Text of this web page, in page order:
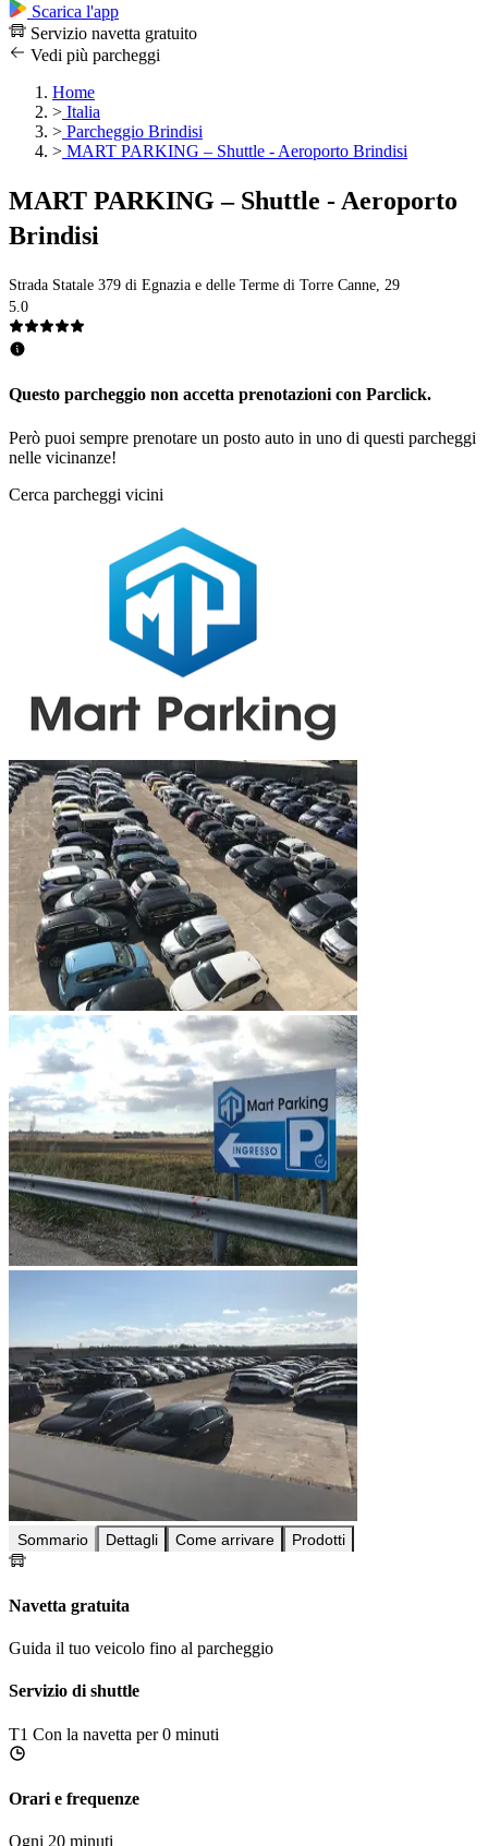
Scarica l'app
Servizio navetta gratuito
Vedi più parcheggi
Home
> Italia
> Parcheggio Brindisi
> MART PARKING – Shuttle - Aeroporto Brindisi
MART PARKING – Shuttle - Aeroporto
Brindisi
Strada Statale 379 di Egnazia e delle Terme di Torre Canne, 29
5.0
Questo parcheggio non accetta prenotazioni con Parclick.
Però puoi sempre prenotare un posto auto in uno di questi parcheggi
nelle vicinanze!
Cerca parcheggi vicini
Sommario Dettagli Come arrivare Prodotti
Navetta gratuita
Guida il tuo veicolo fino al parcheggio
Servizio di shuttle
T1 Con la navetta per 0 minuti
Orari e frequenze
Ogni 20 minuti